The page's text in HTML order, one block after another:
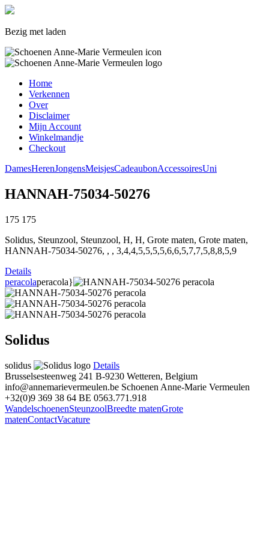
Bezig met laden
Home
Verkennen
Over
Disclaimer
Mijn Account
Winkelmandje
Checkout
DamesHerenJongensMeisjesCadeaubonAccessoiresUni
HANNAH-75034-50276
175 175
Solidus, Steunzool, Steunzool, H, H, Grote maten, Grote maten,
HANNAH-75034-50276, , , 3,4,4,5,5,5,5,6,6,5,7,7,5,8,8,5,9
Details
peracolaperacola}
Solidus
solidus
Details
Brusselsesteenweg 241 B-9230 Wetteren, Belgium
info@annemarievermeulen.be Schoenen Anne-Marie Vermeulen
+32(0)9 369 38 64 BE 0563.771.918
WandelschoenenSteunzoolBreedte matenGrote
matenContactVacature